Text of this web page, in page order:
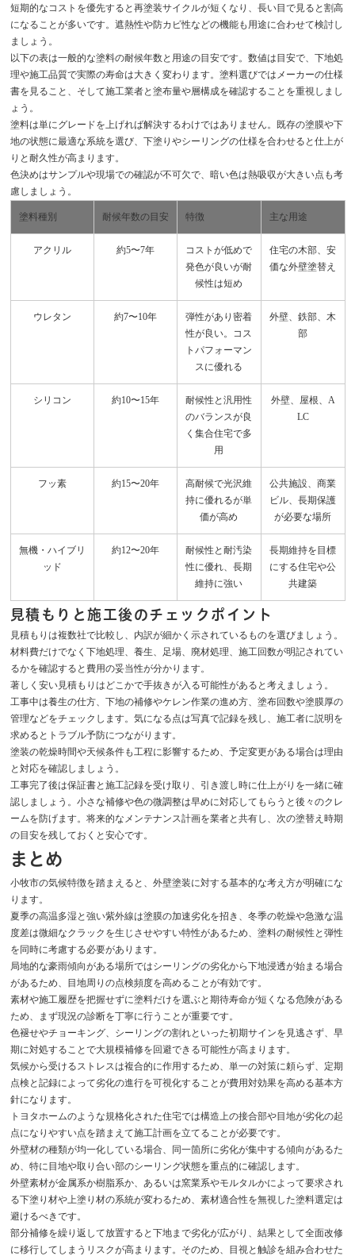
短期的なコストを優先すると再塗装サイクルが短くなり、長い目で見ると割高
になることが多いです。遮熱性や防カビ性などの機能も用途に合わせて検討し
ましょう。
以下の表は一般的な塗料の耐候年数と用途の目安です。数値は目安で、下地処
理や施工品質で実際の寿命は大きく変わります。塗料選びではメーカーの仕様
書を見ること、そして施工業者と塗布量や層構成を確認することを重視しまし
ょう。
塗料は単にグレードを上げれば解決するわけではありません。既存の塗膜や下
地の状態に最適な系統を選び、下塗りやシーリングの仕様を合わせると仕上が
りと耐久性が高まります。
色決めはサンプルや現場での確認が不可欠で、暗い色は熱吸収が大きい点も考
慮しましょう。
塗料種別 耐候年数の目安 特徴 主な用途
アクリル 約5〜7年
コストが低めで
発色が良いが耐
候性は短め
住宅の木部、安
価な外壁塗替え
ウレタン 約7〜10年
弾性があり密着
性が良い。コス
トパフォーマン
スに優れる
外壁、鉄部、木
部
シリコン 約10〜15年
耐候性と汎用性
のバランスが良
く集合住宅で多
用
外壁、屋根、A
LC
フッ素 約15〜20年
高耐候で光沢維
持に優れるが単
価が高め
公共施設、商業
ビル、長期保護
が必要な場所
無機・ハイブリ
ッド
約12〜20年
耐候性と耐汚染
性に優れ、長期
維持に強い
長期維持を目標
にする住宅や公
共建築
見積もりと施工後のチェックポイント
見積もりは複数社で比較し、内訳が細かく示されているものを選びましょう。
材料費だけでなく下地処理、養生、足場、廃材処理、施工回数が明記されてい
るかを確認すると費用の妥当性が分かります。
著しく安い見積もりはどこかで手抜きが入る可能性があると考えましょう。
工事中は養生の仕方、下地の補修やケレン作業の進め方、塗布回数や塗膜厚の
管理などをチェックします。気になる点は写真で記録を残し、施工者に説明を
求めるとトラブル予防につながります。
塗装の乾燥時間や天候条件も工程に影響するため、予定変更がある場合は理由
と対応を確認しましょう。
工事完了後は保証書と施工記録を受け取り、引き渡し時に仕上がりを一緒に確
認しましょう。小さな補修や色の微調整は早めに対応してもらうと後々のクレ
ームを防げます。将来的なメンテナンス計画を業者と共有し、次の塗替え時期
の目安を残しておくと安心です。
まとめ
小牧市の気候特徴を踏まえると、外壁塗装に対する基本的な考え方が明確にな
ります。
夏季の高温多湿と強い紫外線は塗膜の加速劣化を招き、冬季の乾燥や急激な温
度差は微細なクラックを生じさせやすい特性があるため、塗料の耐候性と弾性
を同時に考慮する必要があります。
局地的な豪雨傾向がある場所ではシーリングの劣化から下地浸透が始まる場合
があるため、目地周りの点検頻度を高めることが有効です。
素材や施工履歴を把握せずに塗料だけを選ぶと期待寿命が短くなる危険がある
ため、まず現況の診断を丁寧に行うことが重要です。
色褪せやチョーキング、シーリングの割れといった初期サインを見逃さず、早
期に対処することで大規模補修を回避できる可能性が高まります。
気候から受けるストレスは複合的に作用するため、単一の対策に頼らず、定期
点検と記録によって劣化の進行を可視化することが費用対効果を高める基本方
針になります。
トヨタホームのような規格化された住宅では構造上の接合部や目地が劣化の起
点になりやすい点を踏まえて施工計画を立てることが必要です。
外壁材の種類が均一化している場合、同一箇所に劣化が集中する傾向があるた
め、特に目地や取り合い部のシーリング状態を重点的に確認します。
外壁素材が金属系か樹脂系か、あるいは窯業系やモルタルかによって要求され
る下塗り材や上塗り材の系統が変わるため、素材適合性を無視した塗料選定は
避けるべきです。
部分補修を繰り返して放置すると下地まで劣化が広がり、結果として全面改修
に移行してしまうリスクが高まります。そのため、目視と触診を組み合わせた